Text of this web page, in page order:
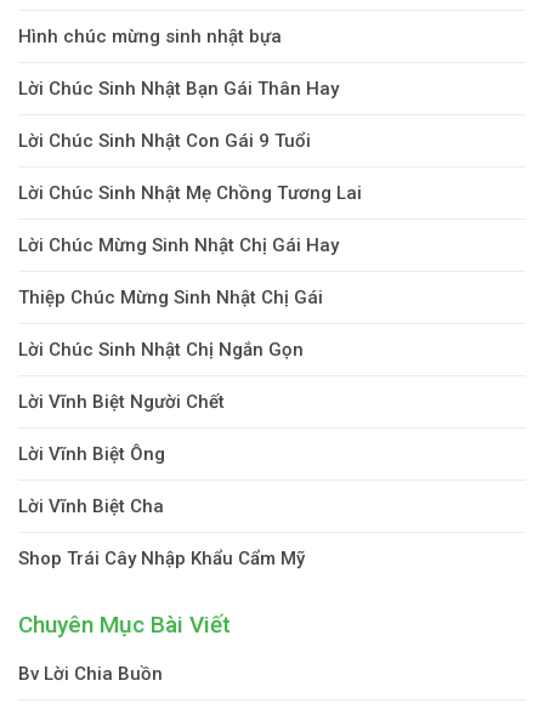
Hình chúc mừng sinh nhật bựa
Lời Chúc Sinh Nhật Bạn Gái Thân Hay
Lời Chúc Sinh Nhật Con Gái 9 Tuổi
Lời Chúc Sinh Nhật Mẹ Chồng Tương Lai
Lời Chúc Mừng Sinh Nhật Chị Gái Hay
Thiệp Chúc Mừng Sinh Nhật Chị Gái
Lời Chúc Sinh Nhật Chị Ngắn Gọn
Lời Vĩnh Biệt Người Chết
Lời Vĩnh Biệt Ông
Lời Vĩnh Biệt Cha
Shop Trái Cây Nhập Khẩu Cẩm Mỹ
Chuyên Mục Bài Viết
Bv Lời Chia Buồn